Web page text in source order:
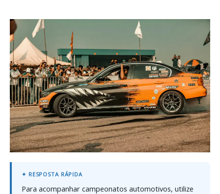
Para acompanhar campeonatos automotivos, utilize